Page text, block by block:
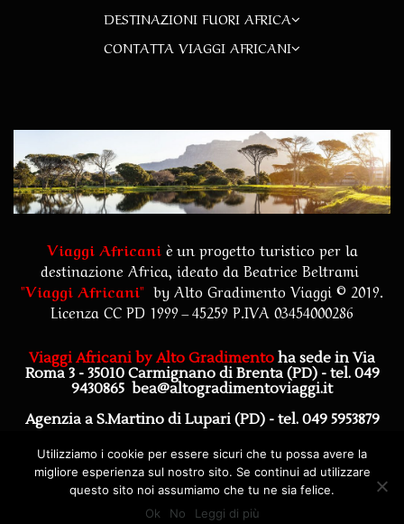
DESTINAZIONI FUORI AFRICA
CONTATTA VIAGGI AFRICANI
Viaggi Africani è un progetto turistico per la
destinazione Africa, ideato da Beatrice Beltrami
"Viaggi Africani" by Alto Gradimento Viaggi © 2019.
Licenza CC PD 1999 – 45259 P.IVA 03454000286
Viaggi Africani by Alto Gradimento ha sede in Via
Roma 3 - 35010 Carmignano di Brenta (PD) - tel. 049
9430865 bea@altogradimentoviaggi.it
Agenzia a S.Martino di Lupari (PD) - tel. 049 5953879
Agenzia a Piazzola sul Brenta (PD) - tel. 0492272628
Utilizziamo i cookie per essere sicuri che tu possa avere la
migliore esperienza sul nostro sito. Se continui ad utilizzare
questo sito noi assumiamo che tu ne sia felice.
Ok
No Leggi di più